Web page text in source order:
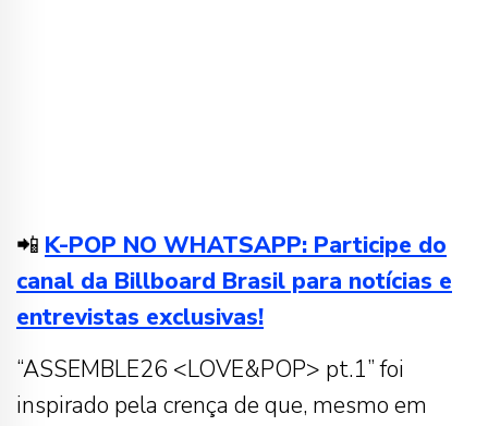
📲 K-POP NO WHATSAPP: Participe do
canal da Billboard Brasil para notícias e
entrevistas exclusivas!
“ASSEMBLE26 <LOVE&POP> pt.1” foi
inspirado pela crença de que, mesmo em